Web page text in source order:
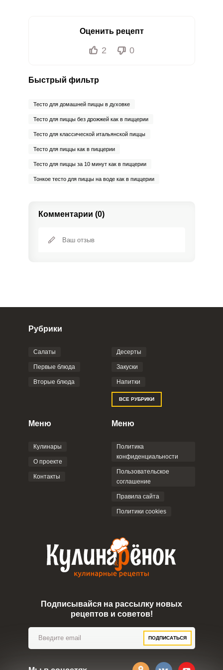
Оценить рецепт
2 0
Быстрый фильтр
Тесто для домашней пиццы в духовке
Тесто для пиццы без дрожжей как в пиццерии
Тесто для классической итальянской пиццы
Тесто для пиццы как в пиццерии
Тесто для пиццы за 10 минут как в пиццерии
Тонкое тесто для пиццы на воде как в пиццерии
Комментарии (0)
Фото до 4 шт, до 5 mb
Отправляя эту форму, вы соглашаетесь с
Политикой
Пользовательским
соглашением
Рубрики
Салаты
Первые блюда
Вторые блюда
Десерты
Закуски
Напитки
ВСЕ РУБРИКИ
Меню
Кулинары
О проекте
Контакты
Меню
Политика
конфиденциальности
Пользовательское
соглашение
Правила сайта
Политики cookies
Подписывайся на рассылку новых
рецептов и советов!
ПОДПИСАТЬСЯ